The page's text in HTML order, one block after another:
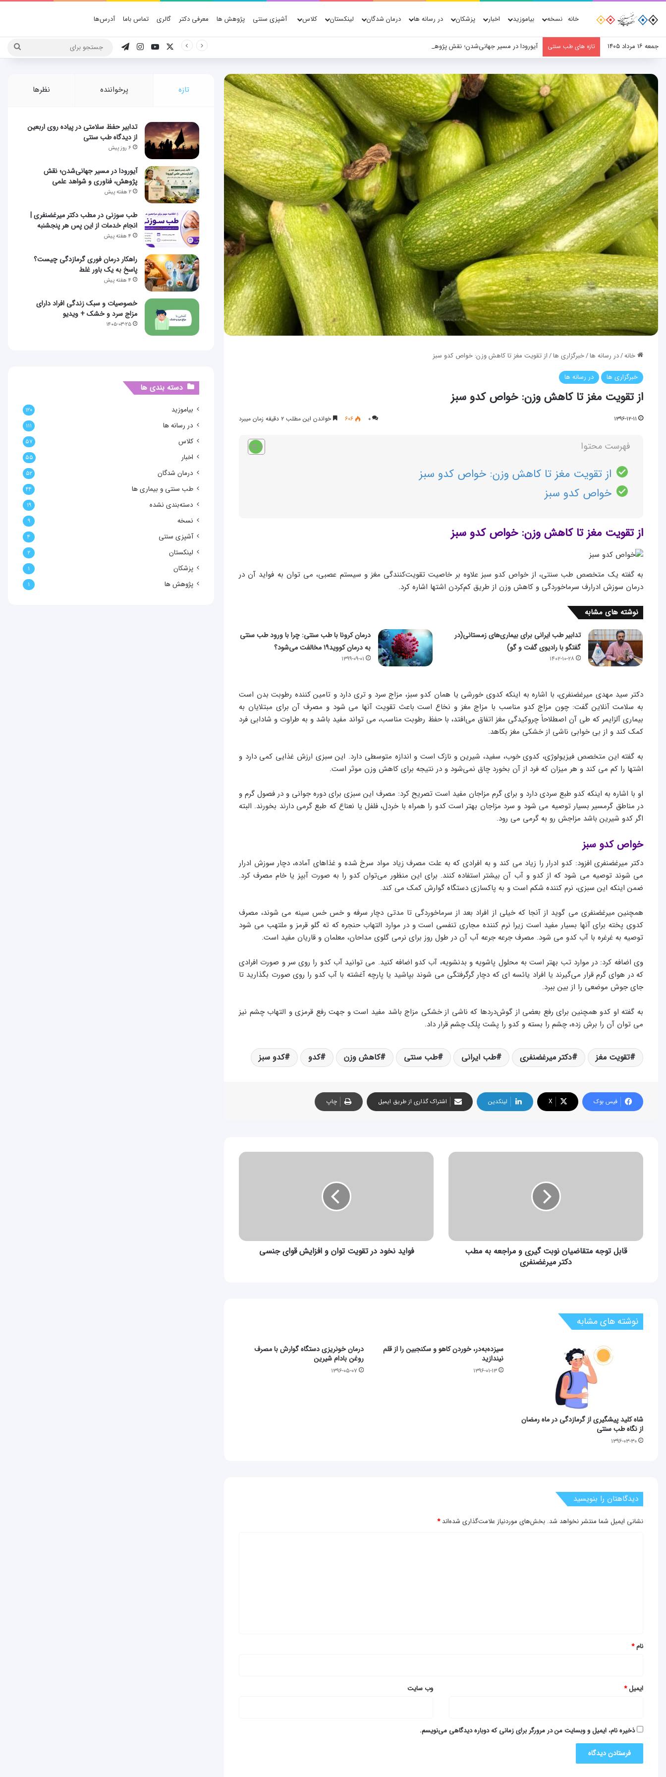
خانه نسخه بیاموزید اخبار پزشکان در رسانه ها درمان شدگان لینکستان کلاس آشپزی سنتی پژوهش ها معرفی دکتر گالری تماس باما آدرس‌ها
جمعه ۱۶ مرداد ۱۴۰۵ تازه های طب سنتی آیورودا در مسیر جهانی‌شدن؛ نقش پژوهش، فناوری و شواهد علمی یوتیوباینستاگرام
تلگرام
خانه/در رسانه ها/خبرگزاری ها/از تقویت مغز تا کاهش وزن: خواص کدو سبز
خبرگزاری ها در رسانه ها
از تقویت مغز تا کاهش وزن: خواص کدو سبز
۱۳۹۶-۱۲-۱۱ ۰ ۶۰۶ خواندن این مطلب ۲ دقیقه زمان میبرد
فهرست محتوا
از تقویت مغز تا کاهش وزن: خواص کدو سبز
خواص کدو سبز
از تقویت مغز تا کاهش وزن: خواص کدو سبز
به گفته یک متخصص طب سنتی، از خواص کدو سبز علاوه بر خاصیت تقویت‌کنندگی مغز و سیستم عصبی، می توان به فواید آن در
درمان سوزش ادرارف سرماخوردگی و کاهش وزن از طریق کم‌کردن اشتها اشاره کرد.
نوشته های مشابه
تدابیر طب ایرانی برای بیماری‌های زمستانی(در
گفتگو با رادیوی گفت و گو)
۱۴۰۲-۱۰-۲۸
درمان کرونا با طب سنتی: چرا با ورود طب سنتی
به درمان کووید۱۹ مخالفت می‌شود؟
۱۳۹۹-۰۹-۰۱
دکتر سید مهدی میرغضنفری، با اشاره به اینکه کدوی خورشی یا همان کدو سبز، مزاج سرد و تری دارد و تامین کننده رطوبت بدن است
به سلامت آنلاین گفت: چون مزاج کدو مناسب با مزاج مغز و نخاع است باعث تقویت آنها می شود و مصرف آن برای مبتلایان به
بیماری آلزایمر که طی آن اصطلاحاً چروکیدگی مغز اتفاق می‌افتد، با حفظ رطوبت مناسب، می تواند مفید باشد و به طراوت و شادابی فرد
کمک کند و از بی خوابی ناشی از خشکی مغز بکاهد.
به گفته این متخصص فیزیولوژی، کدوی خوب، سفید، شیرین و نازک است و اندازه متوسطی دارد. این سبزی ارزش غذایی کمی دارد و
اشتها را کم می کند و هر میزان که فرد از آن بخورد چاق نمی‌شود و در نتیجه برای کاهش وزن موثر است.
او با اشاره به اینکه کدو طبع سردی دارد و برای گرم مزاجان مفید است تصریح کرد: مصرف این سبزی برای دوره جوانی و در فصول گرم و
در مناطق گرمسیر بسیار توصیه می شود و سرد مزاجان بهتر است کدو را همراه با خردل، فلفل یا نعناع که طبع گرمی دارند بخورند. البته
اگر کدو شیرین باشد مزاجش رو به گرمی می رود.
خواص کدو سبز
دکتر میرغضنفری افزود: کدو ادرار را زیاد می کند و به افرادی که به علت مصرف زیاد مواد سرخ شده و غذاهای آماده، دچار سوزش ادرار
می شوند توصیه می شود که از کدو و آب آن بیشتر استفاده کنند. برای این منظور می‌توان کدو را به صورت آبپز یا خام مصرف کرد.
ضمن اینکه این سبزی، نرم کننده شکم است و به پاکسازی دستگاه گوارش کمک می کند.
همچنین میرغضنفری می گوید از آنجا که خیلی از افراد بعد از سرماخوردگی تا مدتی دچار سرفه و خس خس سینه می شوند، مصرف
کدوی پخته برای آنها بسیار مفید است زیرا نرم کننده مجاری تنفسی است و در موارد التهاب حنجره که ته گلو قرمز و ملتهب می شود
توصیه به غرغره با آب کدو می شود. مصرف جرعه جرعه آب آن در طول روز برای نرمی گلوی مداحان، معلمان و قاریان مفید است.
وی اضافه کرد: در موارد تب بهتر است به محلول پاشویه و بدنشویه، آب کدو اضافه کنید. می توانید آب کدو را روی سر و صورت افرادی
که در هوای گرم قرار می‌گیرند یا افراد یائسه ای که دچار گرگرفتگی می شوند بپاشید یا پارچه آغشته با آب کدو را روی صورت بگذارید تا
جای جوش موضعی را از بین ببرد.
به گفته او کدو همچنین برای رفع بعضی از گوش‌دردها که ناشی از خشکی مزاج باشد مفید است و جهت رفع قرمزی و التهاب چشم نیز
می توان آن را برش زده، چشم را بسته و کدو را پشت پلک چشم قرار داد.
تقویت مغز دکتر میرغضنفری طب ایرانی طب سنتی کاهش وزن کدو کدو سبز
فیس بوک X لینکدین اشتراک گذاری از طریق ایمیل چاپ
قابل
مطب
قابل توجه متقاضیان نوبت گیری و مراجعه به مطب
دکتر میرغضنفری
فواید
جنسی
فواید نخود در تقویت توان و افزایش قوای جنسی
نوشته های مشابه
شاه کلید پیشگیری از گرمازدگی در ماه رمضان
از نگاه طب سنتی
۱۳۹۶-۰۳-۳۰
سیزده‌به‌در، خوردن کاهو و سکنجبین را از قلم
نیندازید
۱۳۹۶-۰۱-۱۳
درمان خونریزی دستگاه گوارش با مصرف
روغن بادام شیرین
۱۳۹۶-۰۵-۰۷
دیدگاهتان را بنویسید
نشانی ایمیل شما منتشر نخواهد شد. بخش‌های موردنیاز علامت‌گذاری شده‌اند*
نام*
ایمیل* وب‌ سایت
ذخیره نام، ایمیل و وبسایت من در مرورگر برای زمانی که دوباره دیدگاهی می‌نویسم.
تازه پرخواننده نظرها
تدابیر حفظ سلامتی در پیاده روی اربعین
از دیدگاه طب سنتی
۶ روز پیش
آیورودا در مسیر جهانی‌شدن؛ نقش
پژوهش، فناوری و شواهد علمی
۲ هفته پیش
طب سوزنی در مطب دکتر میرغضنفری |
انجام خدمات از این پس هر پنجشنبه
۴ هفته پیش
راهکار درمان فوری گرمازدگی چیست؟
پاسخ به یک باور غلط
۴ هفته پیش
خصوصیات و سبک زندگی افراد دارای
مزاج سرد و خشک + ویدیو
۱۴۰۵-۰۳-۲۵
دسته بندی ها
بیاموزید ۱۲۰
در رسانه ها ۱۱۱
کلاس ۵۷
اخبار ۵۵
درمان شدگان ۵۲
طب سنتی و بیماری ها ۴۴
دسته‌بندی نشده ۱۹
نسخه ۹
آشپزی سنتی ۴
لینکستان ۲
پزشکان ۱
پژوهش ها ۱